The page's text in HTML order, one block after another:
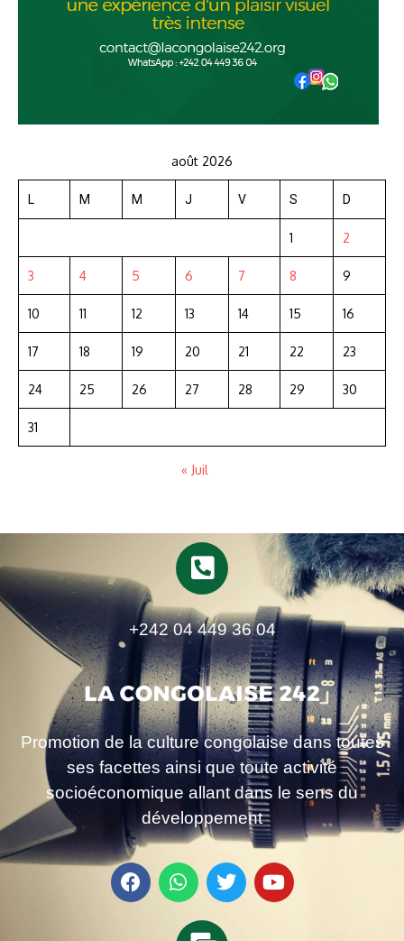
août 2026
L M M J V S D
1 2
3 4 5 6 7 8 9
10 11 12 13 14 15 16
17 18 19 20 21 22 23
24 25 26 27 28 29 30
31
« Juil
+242 04 449 36 04
Promotion de la culture congolaise dans toutes
ses facettes ainsi que toute activité
socioéconomique allant dans le sens du
développement